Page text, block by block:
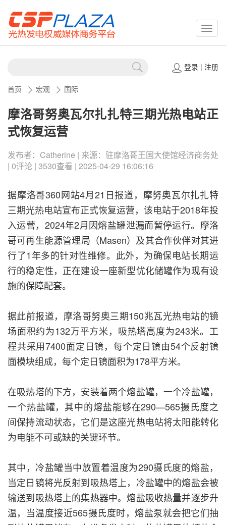
登录| 注册
首页 宏观 国际
摩洛哥努奥瓦尔扎扎特三期光热电站正
式恢复运营
发布者：Catherine | 来源：驻摩洛哥王国大使馆经济商务处
| 0评论 | 3530查看 | 2025-04-29 16:06:16
据摩洛哥360网站4月21日报道，摩努奥瓦尔扎扎特
三期光热电站宣布正式恢复运营，该电站于2018年投
入运营，2024年2月因熔盐罐泄漏而暂停运行。摩洛
哥可再生能源管理局（Masen）及其合作伙伴对其进
行了1年多的针对性维修。此外，为确保电站长期运
行的稳定性，正在建设一座新型优化储罐作为现有设
施的保障配套。
据此前报道，摩洛哥努奥三期150兆瓦光热电站的镜
场面积约为132万平方米，吸热塔高度为243米。工
程共采用7400面定日镜，每个定日镜由54个反射镜
面模块组成，每个定日镜面积为178平方米。
在吸热塔的下方，安装着两个熔盐罐，一个冷盐罐，
一个热盐罐，其中的熔盐能够在290—565摄氏度之
间保持流动状态，它们是这座光热电站将太阳能转化
为电能不可或缺的关键环节。
其中，冷盐罐当中放置着温度为290摄氏度的熔盐，
当定日镜将光反射到吸热塔上，冷盐罐中的熔盐会被
输送到吸热塔上的集热器中。熔盐吸收热量并逐步升
温，当温度接近565摄氏度时，熔盐泵就会把它们抽